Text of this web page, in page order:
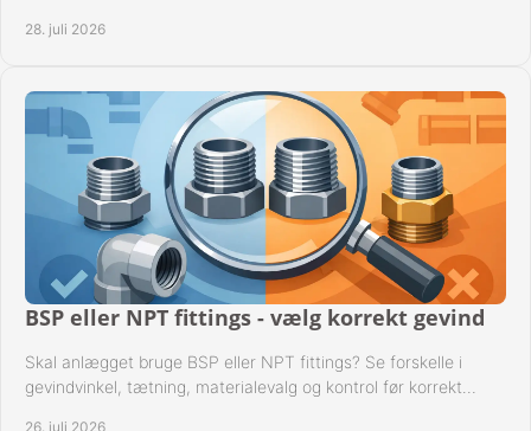
28. juli 2026
BSP eller NPT fittings - vælg korrekt gevind
Skal anlægget bruge BSP eller NPT fittings? Se forskelle i
gevindvinkel, tætning, materialevalg og kontrol før korrekt
26. juli 2026